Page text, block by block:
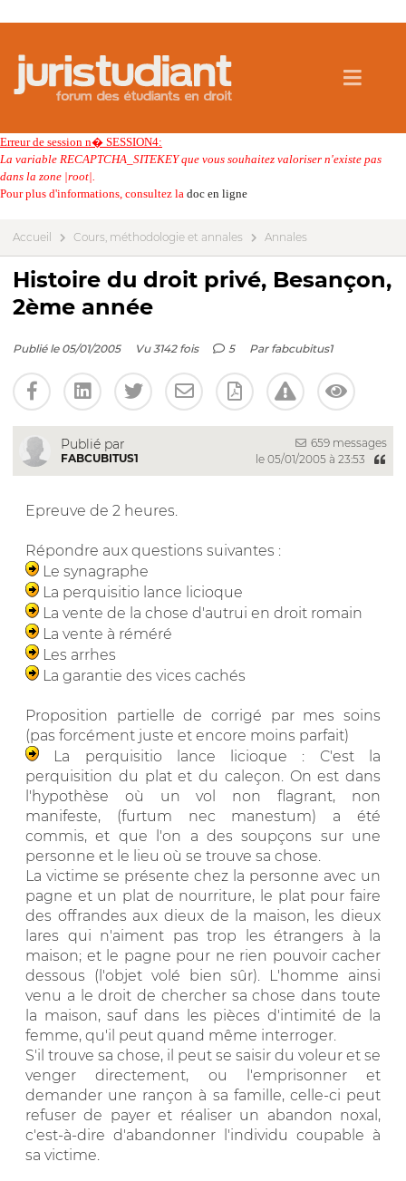
Erreur de session n� SESSION4:
La variable RECAPTCHA_SITEKEY que vous souhaitez valoriser n'existe pas
dans la zone |root|.
Pour plus d'informations, consultez la doc en ligne
Accueil Cours, méthodologie et annales Annales
Histoire du droit privé, Besançon,
2ème année
Publié le 05/01/2005 Vu 3142 fois 5 Par fabcubitus1
Publié par
FABCUBITUS1
659 messages
le 05/01/2005 à 23:53
Epreuve de 2 heures.
Répondre aux questions suivantes :
Le synagraphe
La perquisitio lance licioque
La vente de la chose d'autrui en droit romain
La vente à réméré
Les arrhes
La garantie des vices cachés
Proposition partielle de corrigé par mes soins
(pas forcément juste et encore moins parfait)
La perquisitio lance licioque : C'est la
perquisition du plat et du caleçon. On est dans
l'hypothèse où un vol non flagrant, non
manifeste, (furtum nec manestum) a été
commis, et que l'on a des soupçons sur une
personne et le lieu où se trouve sa chose.
La victime se présente chez la personne avec un
pagne et un plat de nourriture, le plat pour faire
des offrandes aux dieux de la maison, les dieux
lares qui n'aiment pas trop les étrangers à la
maison; et le pagne pour ne rien pouvoir cacher
dessous (l'objet volé bien sûr). L'homme ainsi
venu a le droit de chercher sa chose dans toute
la maison, sauf dans les pièces d'intimité de la
femme, qu'il peut quand même interroger.
S'il trouve sa chose, il peut se saisir du voleur et se
venger directement, ou l'emprisonner et
demander une rançon à sa famille, celle-ci peut
refuser de payer et réaliser un abandon noxal,
c'est-à-dire d'abandonner l'individu coupable à
sa victime.